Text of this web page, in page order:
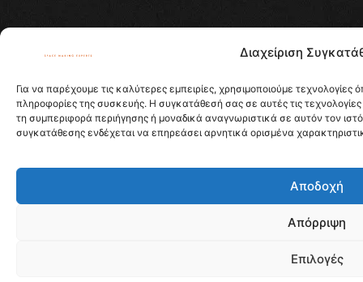
Διαχείριση
Για να παρέχουμε τις καλύτερες εμπειρίες, χρησιμοποιούμε
πληροφορίες της συσκευής. Η συγκατάθεσή σας σε αυτές τις
τη συμπεριφορά περιήγησης ή μοναδικά αναγνωριστικά σε αυτόν τον
συγκατάθεσης ενδέχεται να επηρεάσει αρνητικά ορισμένα
Αποδοχή
Απόρριψη
Επιλογές